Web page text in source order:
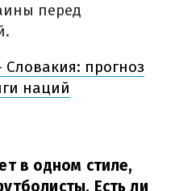
перед
Словакия: прогноз
наций
в одном стиле,
Есть ли